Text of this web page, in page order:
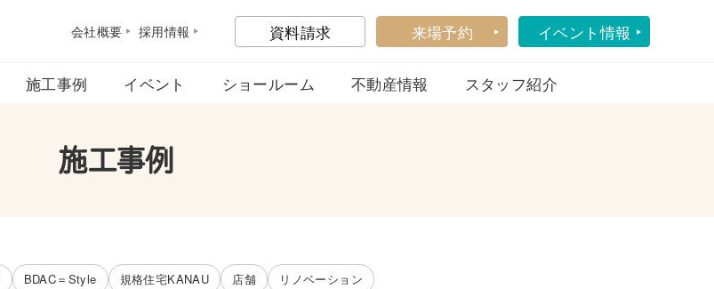
会社概要 採用情報 資料請求 来場予約 イベント情報
施工事例 イベント ショールーム 不動産情報 スタッフ紹介
施工事例
BDAC＝Style 規格住宅KANAU 店舗 リノベーション